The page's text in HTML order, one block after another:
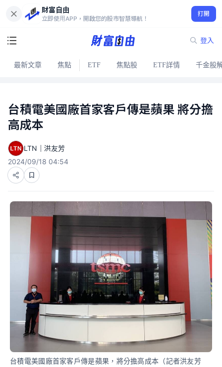
財富自由
立即使用APP，開啟您的股市智慧導航！
打開
登入
最新文章 焦點 ETF 焦點股 ETF詳情 千金股
台積電美國廠首家客戶傳是蘋果 將分擔
高成本
LTN｜洪友芳
2024/09/18 04:54
台積電美國廠首家客戶傳是蘋果，將分擔高成本（記者洪友芳